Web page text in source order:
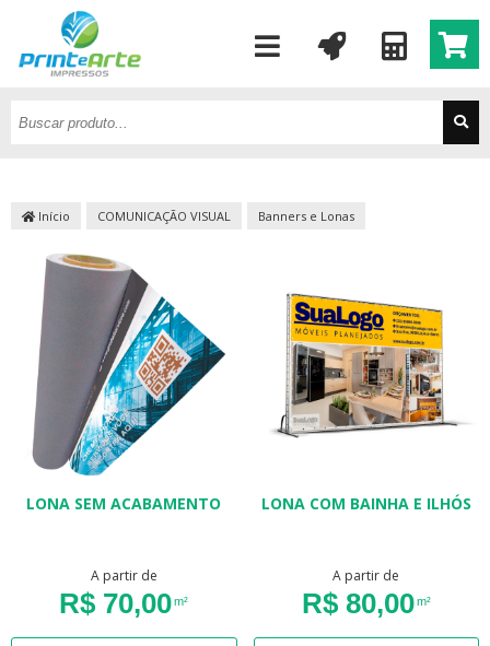
Início COMUNICAÇÃO VISUAL Banners e Lonas
LONA SEM ACABAMENTO
A partir de
R$ 70,00m²
LONA COM BAINHA E ILHÓS
A partir de
R$ 80,00m²